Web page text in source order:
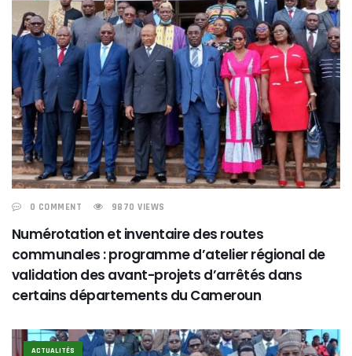
0 COMMENT 9870 VIEWS
Numérotation et inventaire des routes
communales : programme d’atelier régional de
validation des avant-projets d’arrêtés dans
certains départements du Cameroun
ACTUALITÉS